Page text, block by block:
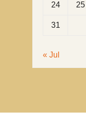
24 25
31
« Jul